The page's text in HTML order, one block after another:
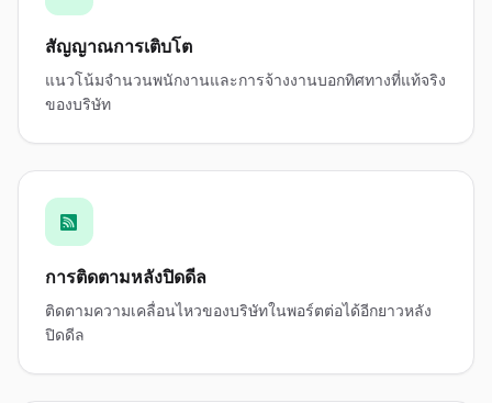
สัญญาณการเติบโต
แนวโน้มจำนวนพนักงานและการจ้างงานบอกทิศทางที่แท้จริง
ของบริษัท
การติดตามหลังปิดดีล
ติดตามความเคลื่อนไหวของบริษัทในพอร์ตต่อได้อีกยาวหลัง
ปิดดีล